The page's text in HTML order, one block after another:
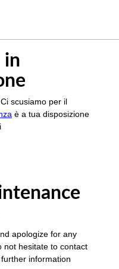
in
scusiamo per il
è a tua disposizione
apologize for any
not hesitate to contact
information